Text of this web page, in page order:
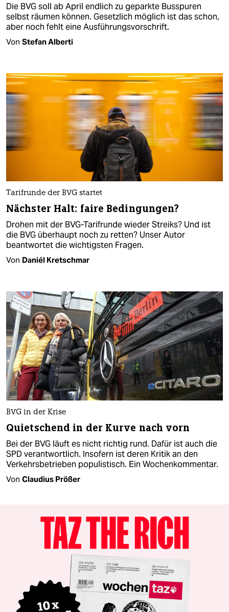
Die BVG soll ab April endlich zu geparkte Busspuren
selbst räumen können. Gesetzlich möglich ist das schon,
aber noch fehlt eine Ausführungsvorschrift.
Von Stefan Alberti
Tarifrunde der BVG startet
Nächster Halt: faire Bedingungen?
Drohen mit der BVG-Tarifrunde wieder Streiks? Und ist
die BVG überhaupt noch zu retten? Unser Autor
beantwortet die wichtigsten Fragen.
Von Daniél Kretschmar
BVG in der Krise
Quietschend in der Kurve nach vorn
Bei der BVG läuft es nicht richtig rund. Dafür ist auch die
SPD verantwortlich. Insofern ist deren Kritik an den
Verkehrsbetrieben populistisch. Ein Wochenkommentar.
Von Claudius Prößer